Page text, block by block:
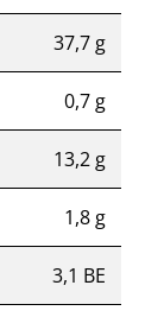
37,7 g
0,7 g
13,2 g
1,8 g
3,1 BE